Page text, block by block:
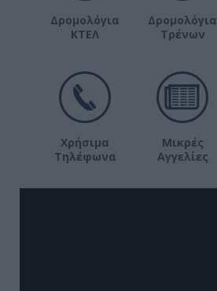
Δρομολόγια
ΚΤΕΛ
Δρομολόγια
Τρένων
Χρήσιμα
Τηλέφωνα
Μικρές
Αγγελίες